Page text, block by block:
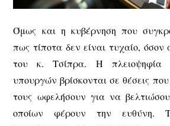
Όμως και η κυβέρνηση που
πως τίποτα δεν είναι τυχαίο, όσον
του κ. Τσίπρα. Η πλειοψηφία
υπουργών βρίσκονται σε θέσεις
τους ωφελήσουν για να
οποίων φέρουν την ευθύνη.